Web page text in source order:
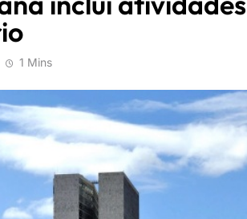
1 Mins